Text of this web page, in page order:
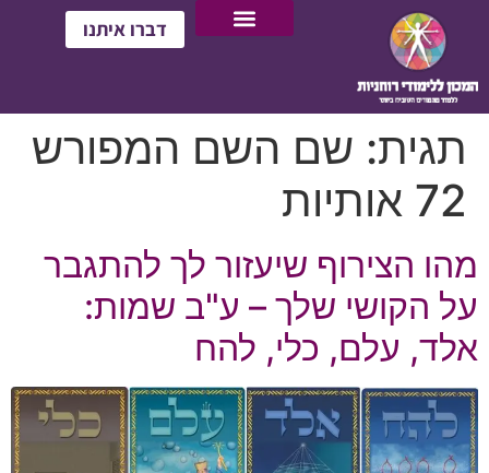
דברו איתנו
תגית: שם השם המפורש
72 אותיות
מהו הצירוף שיעזור לך להתגבר
על הקושי שלך – ע"ב שמות:
אלד, עלם, כלי, להח